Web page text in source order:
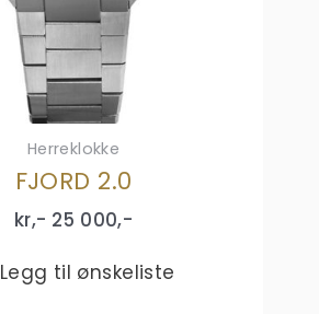
Herreklokke
FJORD 2.0
kr,- 25 000,-
Legg til ønskeliste